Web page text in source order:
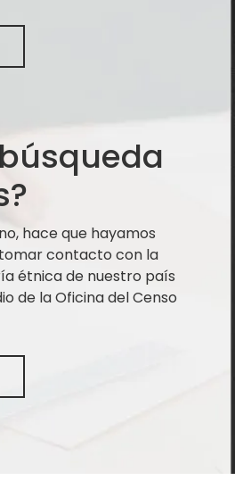
hace que hayamos
contacto con la
étnica de nuestro país
de la Oficina del Censo